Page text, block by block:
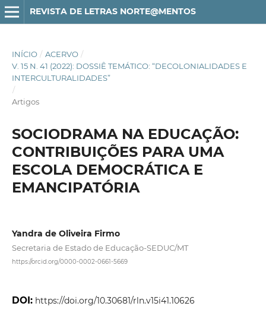
REVISTA DE LETRAS NORTE@MENTOS
INÍCIO / ACERVO /
V. 15 N. 41 (2022): DOSSIÊ TEMÁTICO: “DECOLONIALIDADES E
INTERCULTURALIDADES”
/
Artigos
SOCIODRAMA NA EDUCAÇÃO:
CONTRIBUIÇÕES PARA UMA
ESCOLA DEMOCRÁTICA E
EMANCIPATÓRIA
Yandra de Oliveira Firmo
Secretaria de Estado de Educação-SEDUC/MT
https://orcid.org/0000-0002-0661-5669
DOI: https://doi.org/10.30681/rln.v15i41.10626